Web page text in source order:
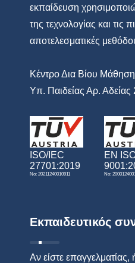
εκπαίδευση
της τεχνολογίας και τις
αποτελεσματικές
Κέντρο Δια Βίου
Υπ. Παιδείας Αρ.
ISO/IEC
27701:2019
No: 20211240010911
EN
No:
Εκπαιδευτικός
Αν είστε επαγγελματίας,